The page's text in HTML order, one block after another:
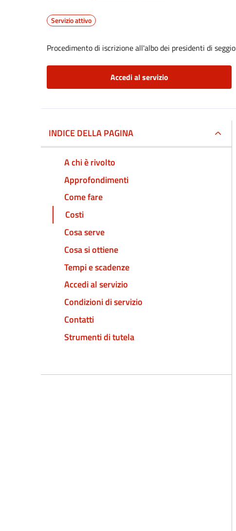
Servizio attivo
Procedimento di iscrizione all'albo dei presidenti di seggio
Accedi al servizio
INDICE DELLA PAGINA
A chi è rivolto
Approfondimenti
Come fare
Costi
Cosa serve
Cosa si ottiene
Tempi e scadenze
Accedi al servizio
Condizioni di servizio
Contatti
Strumenti di tutela